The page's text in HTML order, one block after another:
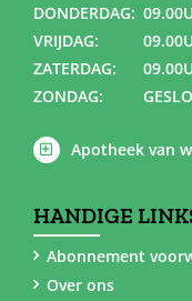
DONDERDAG:
VRIJDAG:
ZATERDAG:
ZONDAG:
Apotheek van
HANDIGE
Abonnement
Over ons